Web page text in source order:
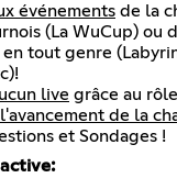
événements de la
(La WuCup) ou
tout genre
live grâce au
de la
et Sondages !